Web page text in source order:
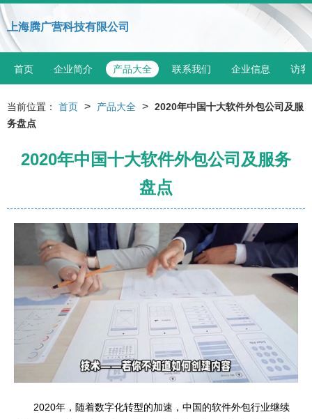
上海腾广营科技有限公司
首页 企业简介 产品大全 联系我们 企业信息 访客
当前位置： 首页 > 产品大全 > 2020年中国十大软件外包公司及服
务盘点
2020年中国十大软件外包公司及服务
盘点
2020年，随着数字化转型的加速，中国的软件外包行业继续